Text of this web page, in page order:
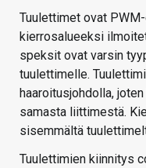
Tuulettimet ovat
kierrosalueeksi
speksit ovat varsin
tuulettimelle.
haaroitusjohdolla,
samasta liittimestä.
sisemmältä
Tuulettimien kiinnitys